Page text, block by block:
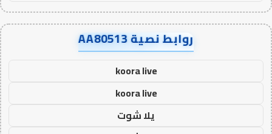
روابط نصية AA80513
koora live
koora live
يلا شوت